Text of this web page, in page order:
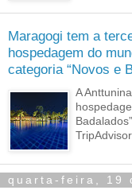
Maragogi tem a
hospedagem do
categoria “Novos e
A
quarta-feira, 19